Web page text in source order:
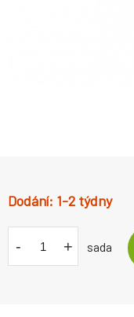
1-2 týdny
- + sada